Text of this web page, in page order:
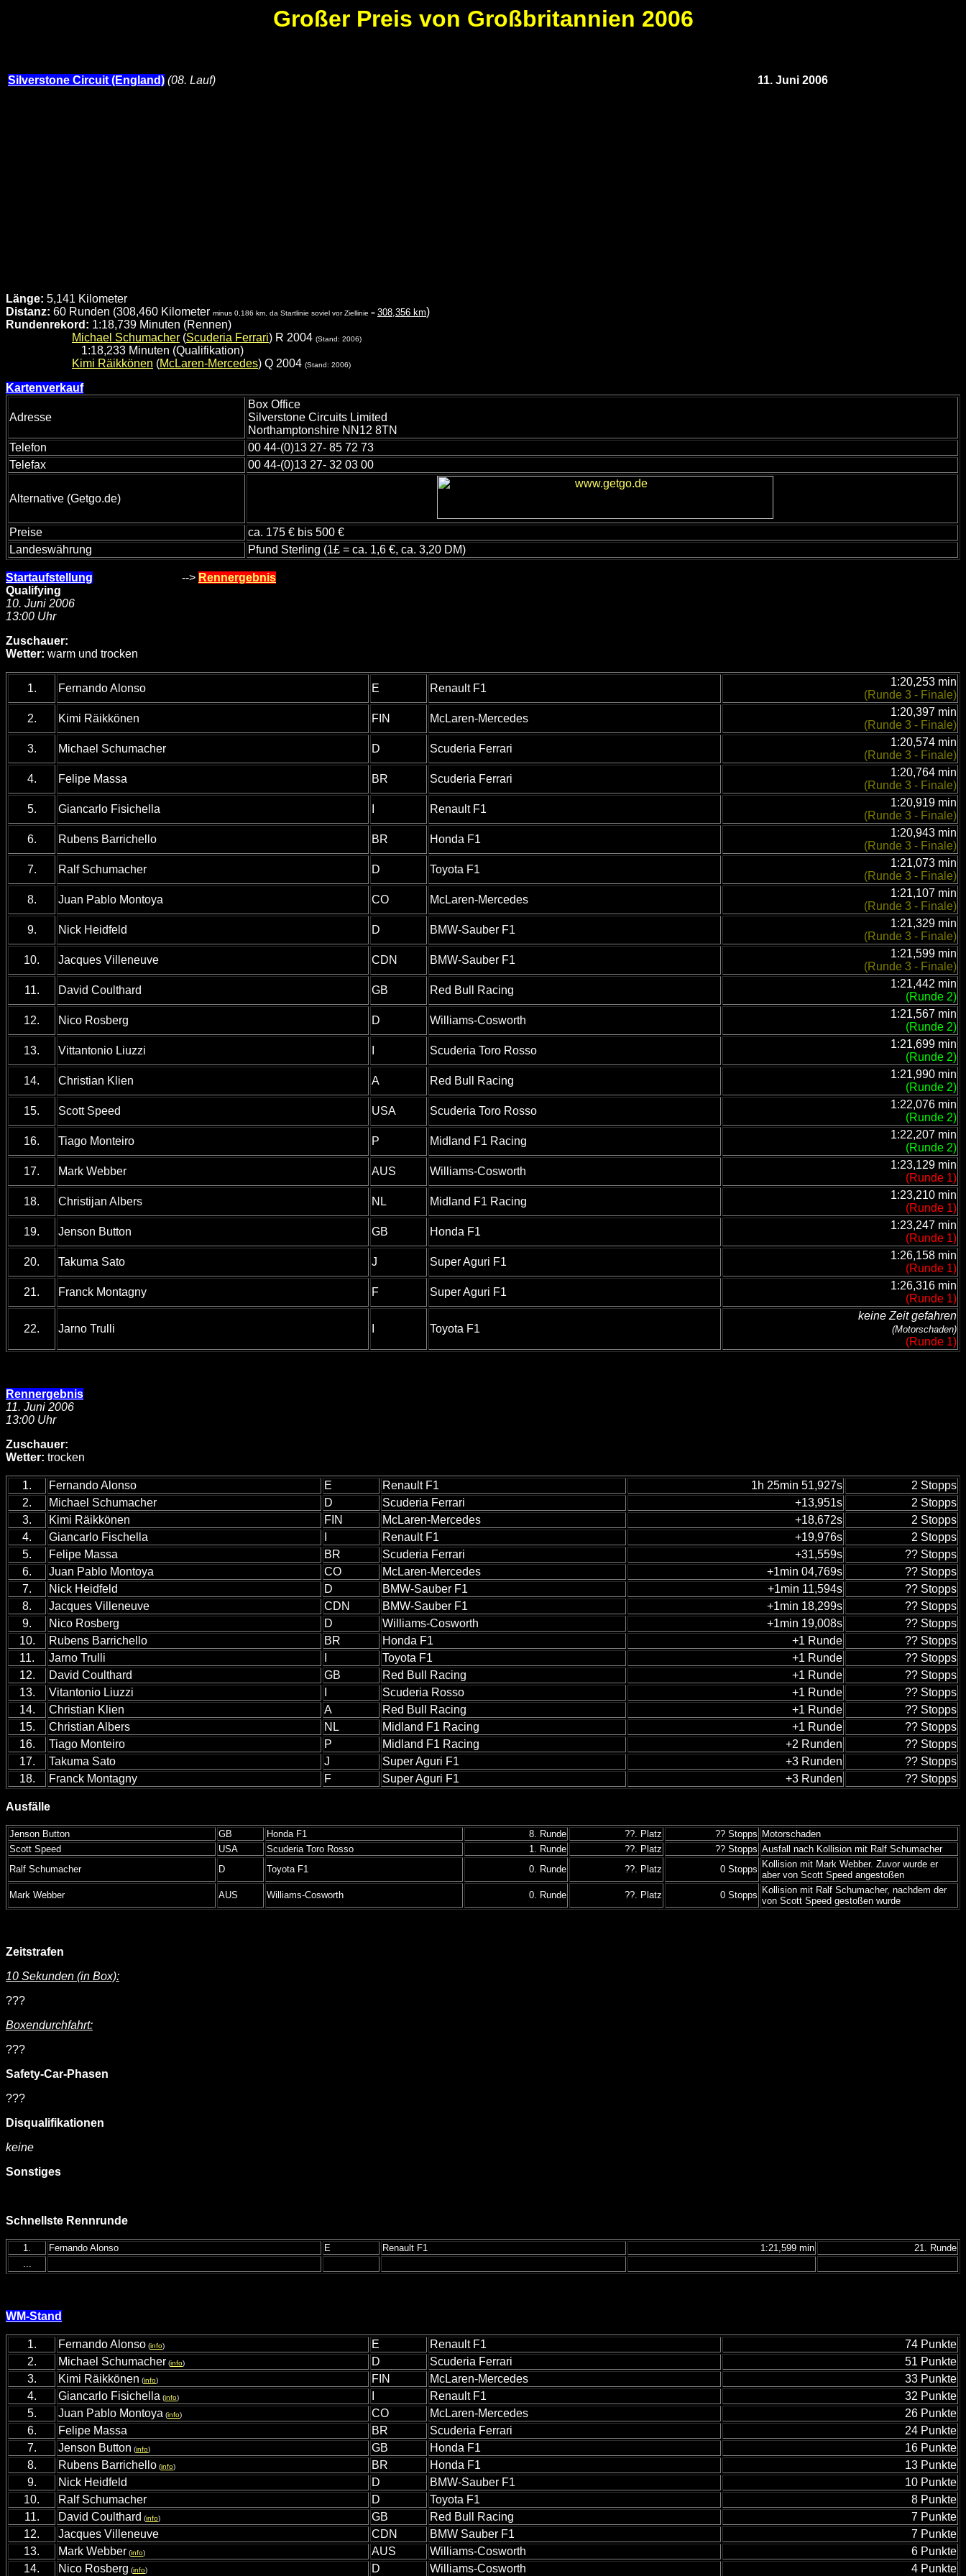
Großer Preis von Großbritannien 2006
Silverstone Circuit (England) (08. Lauf) 11. Juni 2006
Länge: 5,141 Kilometer
Distanz: 60 Runden (308,460 Kilometer minus 0,186 km, da Startlinie soviel vor Ziellinie = 308,356 km)
Rundenrekord: 1:18,739 Minuten (Rennen)
Michael Schumacher (Scuderia Ferrari) R 2004 (Stand: 2006)
1:18,233 Minuten (Qualifikation)
Kimi Räikkönen (McLaren-Mercedes) Q 2004 (Stand: 2006)
Kartenverkauf
Adresse
Box Office
Silverstone Circuits Limited
Northamptonshire NN12 8TN
Telefon
00 44-(0)13 27- 85 72 73
Telefax
00 44-(0)13 27- 32 03 00
Alternative (Getgo.de)
Preise
ca. 175 € bis 500 €
Landeswährung
Pfund Sterling (1£ = ca. 1,6 €, ca. 3,20 DM)
Startaufstellung --> Rennergebnis
Qualifying
10. Juni 2006
13:00 Uhr
Zuschauer:
Wetter: warm und trocken
1. Fernando Alonso E Renault F1
1:20,253 min
(Runde 3 - Finale)
2.
Kimi Räikkönen FIN McLaren-Mercedes
1:20,397 min
(Runde 3 - Finale)
3.
Michael Schumacher D Scuderia Ferrari
1:20,574 min
(Runde 3 - Finale)
4.
Felipe Massa BR Scuderia Ferrari
1:20,764 min
(Runde 3 - Finale)
5.
Giancarlo Fisichella Renault F1
1:20,919 min
(Runde 3 - Finale)
6.
Rubens Barrichello BR Honda F1
1:20,943 min
(Runde 3 - Finale)
7.
Ralf Schumacher D Toyota F1
1:21,073 min
(Runde 3 - Finale)
8.
Juan Pablo Montoya CO McLaren-Mercedes
1:21,107 min
(Runde 3 - Finale)
9.
Nick Heidfeld D BMW-Sauber F1
1:21,329 min
(Runde 3 - Finale)
10.
Jacques Villeneuve CDN BMW-Sauber F1
1:21,599 min
(Runde 3 - Finale)
11.
David Coulthard GB Red Bull Racing
1:21,442 min
(Runde 2)
12.
Nico Rosberg D Williams-Cosworth
1:21,567 min
(Runde 2)
13.
Vittantonio Liuzzi Scuderia Toro Rosso
1:21,699 min
(Runde 2)
14.
Christian Klien A Red Bull Racing
1:21,990 min
(Runde 2)
15.
Scott Speed USA Scuderia Toro Rosso
1:22,076 min
(Runde 2)
16.
Tiago Monteiro P Midland F1 Racing
1:22,207 min
(Runde 2)
17.
Mark Webber AUS Williams-Cosworth
1:23,129 min
(Runde 1)
18.
Christijan Albers NL Midland F1 Racing
1:23,210 min
(Runde 1)
19.
Jenson Button GB Honda F1
1:23,247 min
(Runde 1)
20.
Takuma Sato J Super Aguri F1
1:26,158 min
(Runde 1)
21.
Franck Montagny F Super Aguri F1
1:26,316 min
(Runde 1)
22. Jarno Trulli Toyota F1
keine Zeit gefahren
(Motorschaden)
(Runde 1)
Rennergebnis
11. Juni 2006
13:00 Uhr
Zuschauer:
Wetter: trocken
1. Fernando Alonso E Renault F1 1h 25min 51,927s
2 Stopps
2.
Michael Schumacher D Scuderia Ferrari +13,951s
2 Stopps
3.
Kimi Räikkönen FIN McLaren-Mercedes +18,672s
2 Stopps
4.
Giancarlo Fischella Renault F1 +19,976s
2 Stopps
5.
Felipe Massa BR Scuderia Ferrari +31,559s
?? Stopps
6.
Juan Pablo Montoya CO McLaren-Mercedes +1min 04,769s
?? Stopps
7.
Nick Heidfeld D BMW-Sauber F1 +1min 11,594s
?? Stopps
8.
Jacques Villeneuve CDN BMW-Sauber F1 +1min 18,299s
?? Stopps
9.
Nico Rosberg D Williams-Cosworth +1min 19,008s
?? Stopps
10.
Rubens Barrichello BR Honda F1 +1 Runde
?? Stopps
11.
Jarno Trulli Toyota F1 +1 Runde
?? Stopps
12.
David Coulthard GB Red Bull Racing +1 Runde
?? Stopps
13.
Vitantonio Liuzzi Scuderia Rosso +1 Runde
?? Stopps
14.
Christian Klien A Red Bull Racing +1 Runde
?? Stopps
15.
Christian Albers NL Midland F1 Racing +1 Runde
?? Stopps
16.
Tiago Monteiro P Midland F1 Racing +2 Runden
?? Stopps
17.
Takuma Sato J Super Aguri F1 +3 Runden
?? Stopps
18.
Franck Montagny F Super Aguri F1 +3 Runden ?? Stopps
Ausfälle
Jenson Button GB Honda F1 8. Runde ??. Platz ?? Stopps Motorschaden
Scott Speed
USA Scuderia Toro Rosso 1. Runde ??. Platz ?? Stopps Ausfall nach Kollision mit Ralf Schumacher
Ralf Schumacher
D Toyota F1 0. Runde ??. Platz 0 Stopps Kollision mit Mark Webber. Zuvor wurde er
aber von Scott Speed angestoßen
Mark Webber
AUS Williams-Cosworth 0. Runde ??. Platz 0 Stopps Kollision mit Ralf Schumacher, nachdem der
von Scott Speed gestoßen wurde
Zeitstrafen
10 Sekunden (in Box):
???
Boxendurchfahrt:
???
Safety-Car-Phasen
???
Disqualifikationen
keine
Sonstiges
Schnellste Rennrunde
1. Fernando Alonso E Renault F1 1:21,599 min
21. Runde
...
WM-Stand
1. Fernando Alonso (info) E Renault F1
74 Punkte
2. Michael Schumacher (info) D Scuderia Ferrari
51 Punkte
3. Kimi Räikkönen (info) FIN McLaren-Mercedes
33 Punkte
4. Giancarlo Fisichella (info) Renault F1
32 Punkte
5. Juan Pablo Montoya (info) CO McLaren-Mercedes
26 Punkte
6. Felipe Massa BR Scuderia Ferrari
24 Punkte
7. Jenson Button (info) GB Honda F1
16 Punkte
8.
Rubens Barrichello (info) BR Honda F1
13 Punkte
9.
Nick Heidfeld D BMW-Sauber F1
10 Punkte
10. Ralf Schumacher D Toyota F1
8 Punkte
11. David Coulthard (info) GB Red Bull Racing
7 Punkte
12. Jacques Villeneuve CDN BMW Sauber F1
7 Punkte
13. Mark Webber (info) AUS Williams-Cosworth
6 Punkte
14. Nico Rosberg (info) D Williams-Cosworth 4 Punkte